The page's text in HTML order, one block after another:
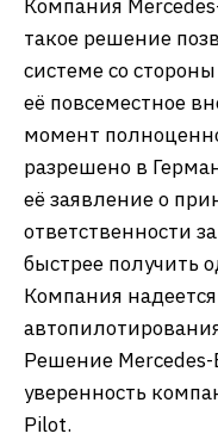
Компания
такое решение
системе со
её повсеместное
момент
разрешено в
её заявление о
ответственности
быстрее получить
Компания
Решение
уверенность
Pilot.